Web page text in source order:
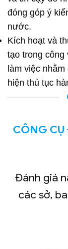
đóng góp ý
nước.
Kích hoạt và
tạo trong công
làm việc
hiện thủ tục
CÔNG
Đánh giá
các sở,